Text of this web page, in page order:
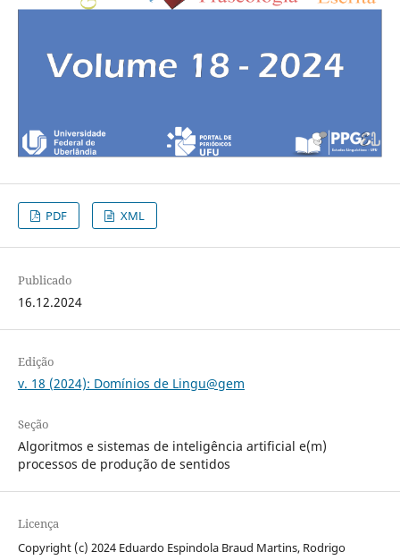
PDF XML
Publicado
16.12.2024
Edição
v. 18 (2024): Domínios de Lingu@gem
Seção
Algoritmos e sistemas de inteligência artificial e(m)
processos de produção de sentidos
Licença
Copyright (c) 2024 Eduardo Espindola Braud Martins, Rodrigo